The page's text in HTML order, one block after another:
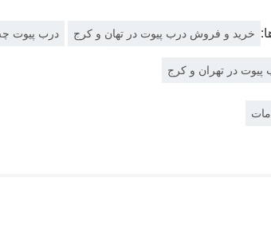
خرید و فروش درب پیوت در تهان و کرج درب پیوت
در تهران و کرج